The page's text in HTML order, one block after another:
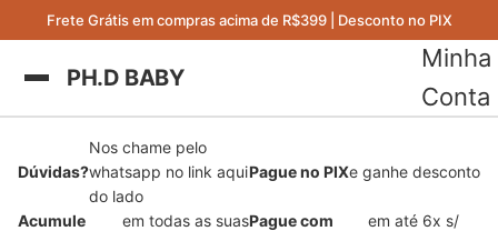
Frete Grátis em compras acima de R$399 | Desconto no PIX
PH.D BABY
Minha
Conta
Dúvidas?
Nos chame pelo
whatsapp no link aqui
do lado
Pague no PIXe ganhe desconto
Acumule
em todas as suasPague com
em até 6x s/